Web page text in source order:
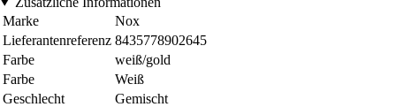
Marke
Nox
Lieferantenreferenz 8435778902645
Farbe
weiß/gold
Farbe
Weiß
Geschlecht
Gemischt